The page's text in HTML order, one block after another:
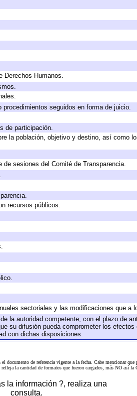
Derechos Humanos.
seguidos en forma de juicio.
de participación.
la población, objetivo y destino, así como
sesiones del Comité de Transparencia.
recursos públicos.
sectoriales y las modificaciones que a
la autoridad competente, con el plazo de
su difusión pueda comprometer los efectos
con dichas disposiciones.
el documento de referenciavigente a la fecha. Cabe mencionar
la cantidad de formatos que fueron cargados, más NO así
la información ?, realiza una
consulta.